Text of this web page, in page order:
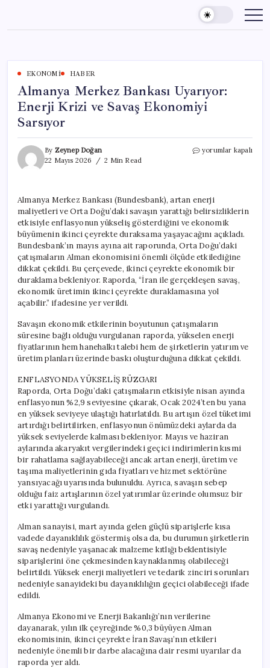
content
EKONOMI HABER
Almanya Merkez Bankası Uyarıyor:
Enerji Krizi ve Savaş Ekonomiyi
Sarsıyor
By Zeynep Doğan
22 Mayıs 2026
2 Min Read
Almanya
Krizi
ve
Savaş
Ekonomiyi
Sarsıyor
için
yorumlar kapalı
Almanya Merkez Bankası (Bundesbank), artan enerji
maliyetleri ve Orta Doğu’daki savaşın yarattığı belirsizliklerin
etkisiyle enflasyonun yükseliş gösterdiğini ve ekonomik
büyümenin ikinci çeyrekte duraksama yaşayacağını açıkladı.
Bundesbank’ın mayıs ayına ait raporunda, Orta Doğu’daki
çatışmaların Alman ekonomisini önemli ölçüde etkilediğine
dikkat çekildi. Bu çerçevede, ikinci çeyrekte ekonomik bir
duraklama bekleniyor. Raporda, “İran ile gerçekleşen savaş,
ekonomik üretimin ikinci çeyrekte duraklamasına yol
açabilir.” ifadesine yer verildi.
Savaşın ekonomik etkilerinin boyutunun çatışmaların
süresine bağlı olduğu vurgulanan raporda, yükselen enerji
fiyatlarının hem hanehalkı talebi hem de şirketlerin yatırım ve
üretim planları üzerinde baskı oluşturduğuna dikkat çekildi.
ENFLASYONDA YÜKSELİŞ RÜZGARI
Raporda, Orta Doğu’daki çatışmaların etkisiyle nisan ayında
enflasyonun %2,9 seviyesine çıkarak, Ocak 2024’ten bu yana
en yüksek seviyeye ulaştığı hatırlatıldı. Bu artışın özel tüketimi
artırdığı belirtilirken, enflasyonun önümüzdeki aylarda da
yüksek seviyelerde kalması bekleniyor. Mayıs ve haziran
aylarında akaryakıt vergilerindeki geçici indirimlerin kısmi
bir rahatlama sağlayabileceği ancak artan enerji, üretim ve
taşıma maliyetlerinin gıda fiyatları ve hizmet sektörüne
yansıyacağı uyarısında bulunuldu. Ayrıca, savaşın sebep
olduğu faiz artışlarının özel yatırımlar üzerinde olumsuz bir
etki yarattığı vurgulandı.
Alman sanayisi, mart ayında gelen güçlü siparişlerle kısa
vadede dayanıklılık göstermiş olsa da, bu durumun şirketlerin
savaş nedeniyle yaşanacak malzeme kıtlığı beklentisiyle
siparişlerini öne çekmesinden kaynaklanmış olabileceği
belirtildi. Yüksek enerji maliyetleri ve tedarik zinciri sorunları
nedeniyle sanayideki bu dayanıklılığın geçici olabileceği ifade
edildi.
Almanya Ekonomi ve Enerji Bakanlığı’nın verilerine
dayanarak, yılın ilk çeyreğinde %0,3 büyüyen Alman
ekonomisinin, ikinci çeyrekte İran Savaşı’nın etkileri
nedeniyle önemli bir darbe alacağına dair resmi uyarılar da
raporda yer aldı.